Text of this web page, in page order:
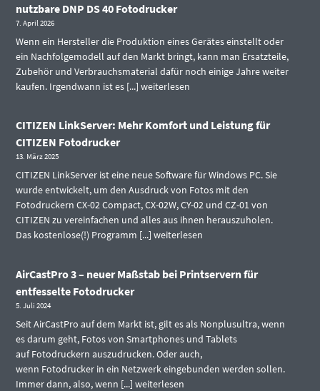
nutzbare DNP DS 40 Fotodrucker
7. April 2026
Wenn ein Hersteller die Produktion eines Gerätes einstellt oder
ein Nachfolgemodell auf den Markt bringt, kann man Ersatzteile,
Zubehör und Verbrauchsmaterial dafür noch einige Jahre weiter
kaufen. Irgendwann ist es [...]weiterlesen
CITIZEN LinkServer: Mehr Komfort und Leistung für
CITIZEN Fotodrucker
13. März 2025
CITIZEN LinkServer ist eine neue Software für Windows PC. Sie
wurde entwickelt, um den Ausdruck von Fotos mit den
Fotodruckern CX-02 Compact, CX-02W, CY-02 und CZ-01 von
CITIZEN zu vereinfachen und alles aus ihnen herauszuholen.
Das kostenlose(!) Programm [...]weiterlesen
AirCastPro 3 – neuer Maßstab bei Printservern für
entfesselte Fotodrucker
5. Juli 2024
Seit AirCastPro auf dem Markt ist, gilt es als Nonplusultra, wenn
es darum geht, Fotos von Smartphones und Tablets
auf Fotodruckern auszudrucken. Oder auch,
wenn Fotodrucker in ein Netzwerk eingebunden werden sollen.
Immer dann, also, wenn [...]weiterlesen